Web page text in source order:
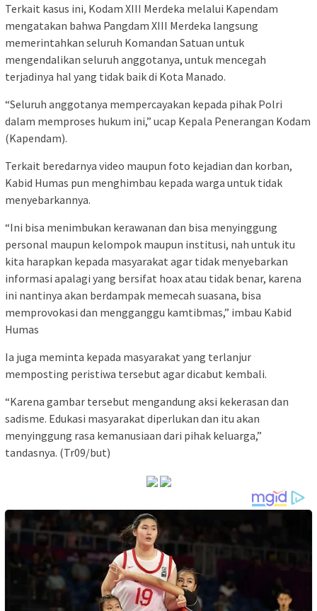
Terkait kasus ini, Kodam XIII Merdeka melalui Kapendam
mengatakan bahwa Pangdam XIII Merdeka langsung
memerintahkan seluruh Komandan Satuan untuk
mengendalikan seluruh anggotanya, untuk mencegah
terjadinya hal yang tidak baik di Kota Manado.
“Seluruh anggotanya mempercayakan kepada pihak Polri
dalam memproses hukum ini,” ucap Kepala Penerangan Kodam
(Kapendam).
Terkait beredarnya video maupun foto kejadian dan korban,
Kabid Humas pun menghimbau kepada warga untuk tidak
menyebarkannya.
“Ini bisa menimbukan kerawanan dan bisa menyinggung
personal maupun kelompok maupun institusi, nah untuk itu
kita harapkan kepada masyarakat agar tidak menyebarkan
informasi apalagi yang bersifat hoax atau tidak benar, karena
ini nantinya akan berdampak memecah suasana, bisa
memprovokasi dan mengganggu kamtibmas,” imbau Kabid
Humas
Ia juga meminta kepada masyarakat yang terlanjur
memposting peristiwa tersebut agar dicabut kembali.
“Karena gambar tersebut mengandung aksi kekerasan dan
sadisme. Edukasi masyarakat diperlukan dan itu akan
menyinggung rasa kemanusiaan dari pihak keluarga,”
tandasnya. (Tr09/but)